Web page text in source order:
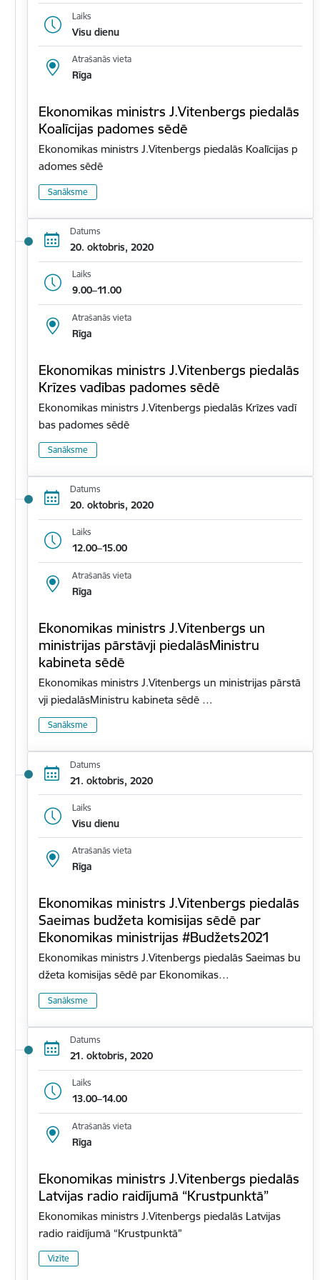
Laiks
Visu dienu
Atrašanās vieta
Rīga
Ekonomikas ministrs J.Vitenbergs piedalās
Koalīcijas padomes sēdē
Ekonomikas ministrs J.Vitenbergs piedalās Koalīcijas p
adomes sēdē
Sanāksme
Datums
20. oktobris, 2020
Laiks
9.00–11.00
Atrašanās vieta
Rīga
Ekonomikas ministrs J.Vitenbergs piedalās
Krīzes vadības padomes sēdē
Ekonomikas ministrs J.Vitenbergs piedalās Krīzes vadī
bas padomes sēdē
Sanāksme
Datums
20. oktobris, 2020
Laiks
12.00–15.00
Atrašanās vieta
Rīga
Ekonomikas ministrs J.Vitenbergs un
ministrijas pārstāvji piedalāsMinistru
kabineta sēdē
Ekonomikas ministrs J.Vitenbergs un ministrijas pārstā
vji piedalāsMinistru kabineta sēdē …
Sanāksme
Datums
21. oktobris, 2020
Laiks
Visu dienu
Atrašanās vieta
Rīga
Ekonomikas ministrs J.Vitenbergs piedalās
Saeimas budžeta komisijas sēdē par
Ekonomikas ministrijas #Budžets2021
Ekonomikas ministrs J.Vitenbergs piedalās Saeimas bu
džeta komisijas sēdē par Ekonomikas…
Sanāksme
Datums
21. oktobris, 2020
Laiks
13.00–14.00
Atrašanās vieta
Rīga
Ekonomikas ministrs J.Vitenbergs piedalās
Latvijas radio raidījumā “Krustpunktā”
Ekonomikas ministrs J.Vitenbergs piedalās Latvijas
radio raidījumā “Krustpunktā”
Vizīte